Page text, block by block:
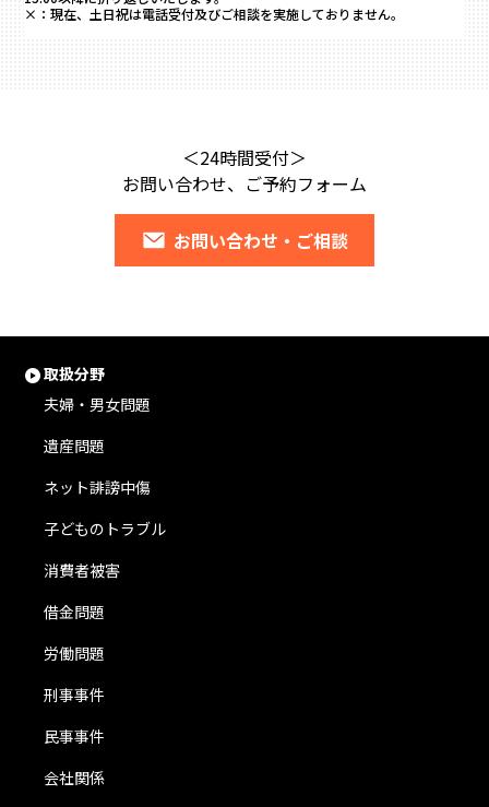
×： 現在、土日祝は電話受付及びご相談を実施しておりません。
＜24時間受付＞
お問い合わせ、ご予約フォーム
お問い合わせ・ご相談
取扱分野
夫婦・男女問題
遺産問題
ネット誹謗中傷
子どものトラブル
消費者被害
借金問題
労働問題
刑事事件
民事事件
会社関係